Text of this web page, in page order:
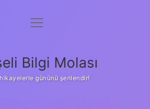
Anasayfa
Yasal Uyarı
menüyü
Bilgi Molası
hikayelerle gününü şenlendir!